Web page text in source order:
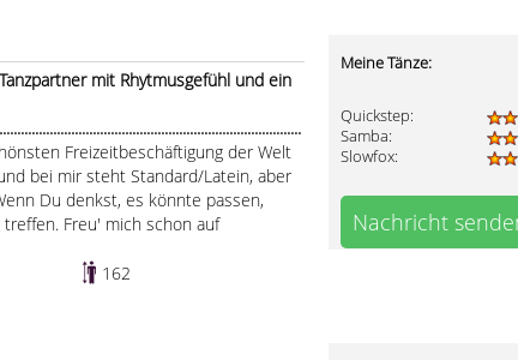
mit Rhytmusgefühl und ein
Freizeitbeschäftigung der Welt
bei mir steht Standard/Latein, aber
Du denkst, es könnte passen,
Freu' mich schon auf
162
Meine Tänze:
Quickstep:
Samba:
Slowfox:
Nachricht